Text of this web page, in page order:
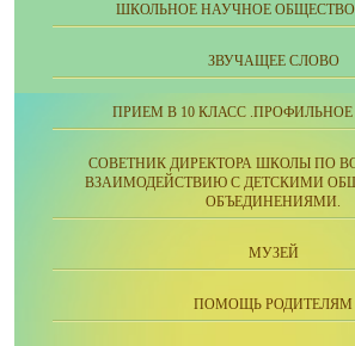
ШКОЛЬНОЕ НАУЧНОЕ
ЗВУЧАЩЕЕ СЛОВО
ПРИЕМ В 10 КЛАСС
СОВЕТНИК ДИРЕКТОРА ШКОЛЫ ПО
ВЗАИМОДЕЙСТВИЮ С ДЕТСКИМИ
ОБЪЕДИНЕНИЯМИ.
МУЗЕЙ
ПОМОЩЬ РОДИТЕЛЯМ